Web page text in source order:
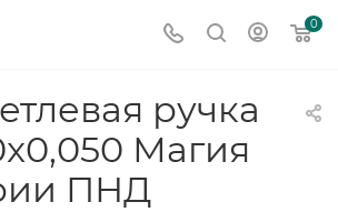
0
ручка
Магия
ПНД